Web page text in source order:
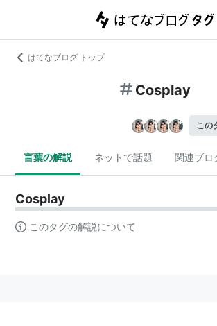
はてなブログ トップ
Cosplay
この
言葉の解説 ネットで話題 関連ブロ
Cosplay
このタグの解説について